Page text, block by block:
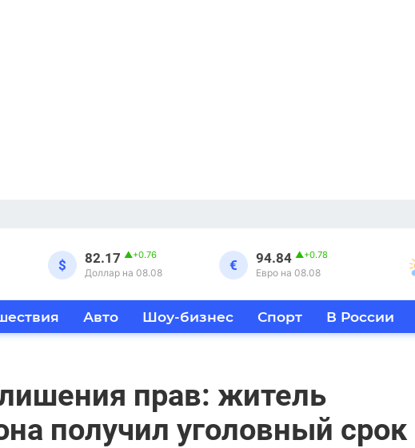
$ 82.17 ▲+0.76
Доллар на 08.08 € 94.84 ▲+0.78
Евро на 08.08
Авто Шоу-бизнес Спорт В России
прав: житель
получил уголовный срок